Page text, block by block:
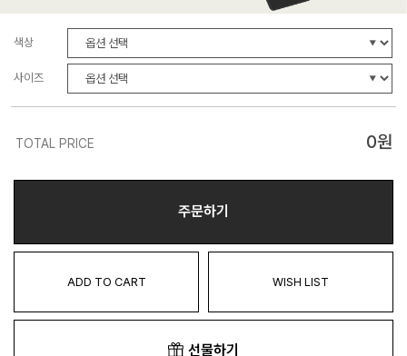
색상
사이즈
TOTAL PRICE 0원
주문하기
ADD TO CART WISH LIST
선물하기